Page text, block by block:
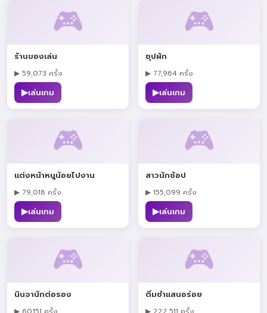
🎮
ร้านของเล่น
▶ 59,073 ครั้ง
▶เล่นเกม
🎮
ซุปผัก
▶ 77,964 ครั้ง
▶เล่นเกม
🎮
แต่งหน้าหนูน้อยไปงาน
▶ 79,018 ครั้ง
▶เล่นเกม
🎮
สาวนักช้อป
▶ 155,099 ครั้ง
▶เล่นเกม
🎮
นินจานักต่อรอง
🎮
ติ่มซำแสนอร่อย